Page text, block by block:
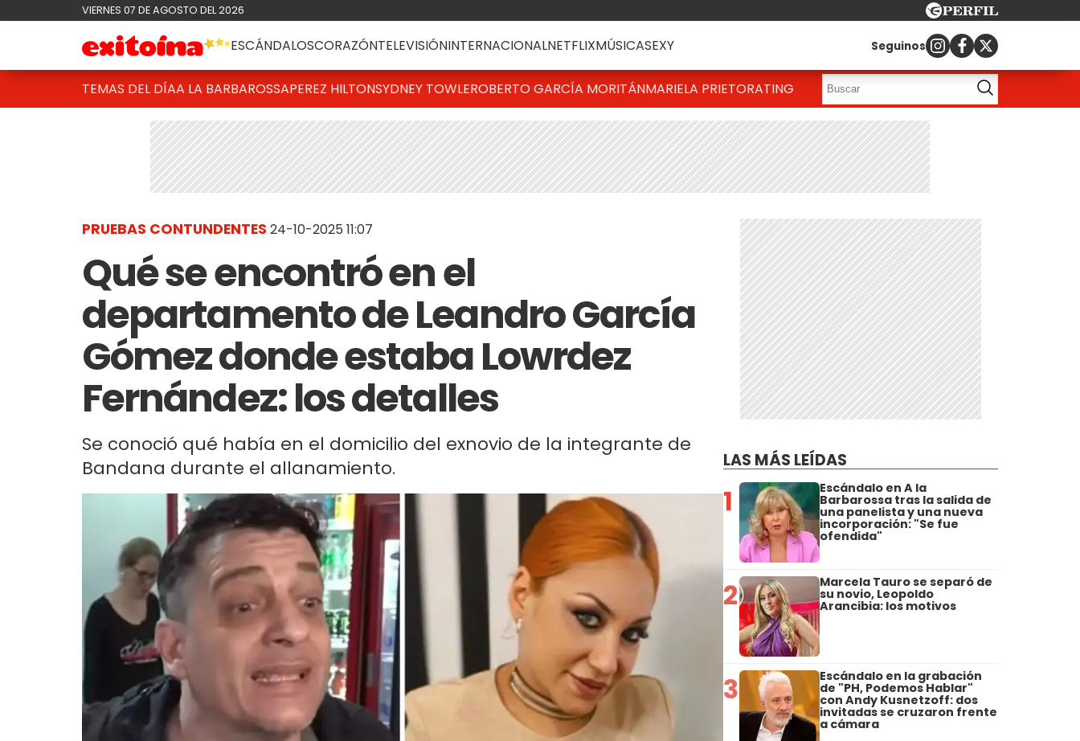
VIERNES 07 DE AGOSTO DEL 2026
ESCÁNDALOSCORAZÓNTELEVISIÓNINTERNACIONALNETFLIXMÚSICASEXY Seguinos
TEMAS DEL DÍAA LA BARBAROSSAPEREZ HILTONSYDNEY TOWLEROBERTO GARCÍA MORITÁNMARIELA PRIETORATING
PRUEBAS CONTUNDENTES 24-10-2025 11:07
Qué se encontró en el
departamento de Leandro García
Gómez donde estaba Lowrdez
Fernández: los detalles
Se conoció qué había en el domicilio del exnovio de la integrante de
Bandana durante el allanamiento.
LAS MÁS LEÍDAS
1 Escándalo en A la
Barbarossa tras la salida de
una panelista y una nueva
incorporación: "Se fue
ofendida"
2 Marcela Tauro se separó de
su novio, Leopoldo
Arancibia: los motivos
3 Escándalo en la grabación
de "PH, Podemos Hablar"
con Andy Kusnetzoff: dos
invitadas se cruzaron frente
a cámara